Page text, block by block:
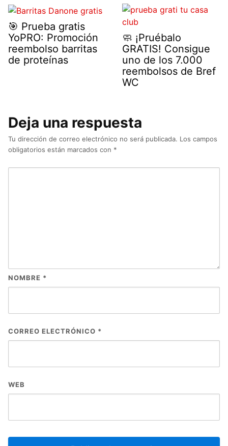
🎯 Prueba gratis
YoPRO: Promoción
reembolso barritas
de proteínas
🧼 ¡Pruébalo
GRATIS! Consigue
uno de los 7.000
reembolsos de Bref
WC
Deja una respuesta
Tu dirección de correo electrónico no será publicada. Los campos
obligatorios están marcados con *
NOMBRE *
CORREO ELECTRÓNICO *
WEB